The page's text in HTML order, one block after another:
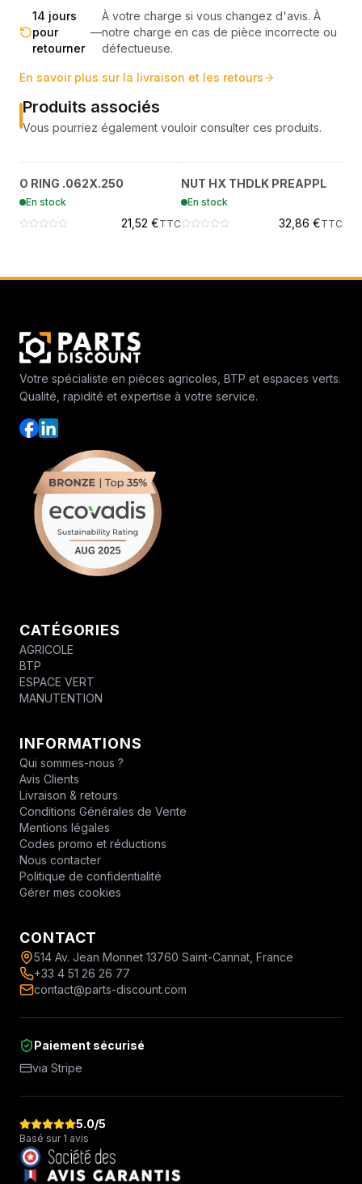
14 jours
pour
retourner
—
À votre charge si vous changez d'avis. À
notre charge en cas de pièce incorrecte ou
défectueuse.
En savoir plus sur la livraison et les retours
Produits associés
Vous pourriez également vouloir consulter ces produits.
?
79K10
O RING .062X.250
En stock
21,52 €TTC
?
PREAPPL
NUT HX THDLK PREAPPL
En stock
32,86 €TTC
Votre spécialiste en pièces agricoles, BTP et espaces verts.
Qualité, rapidité et expertise à votre service.
CATÉGORIES
AGRICOLE
BTP
ESPACE VERT
MANUTENTION
INFORMATIONS
Qui sommes-nous ?
Avis Clients
Livraison & retours
Conditions Générales de Vente
Mentions légales
Codes promo et réductions
Nous contacter
Politique de confidentialité
Gérer mes cookies
CONTACT
514 Av. Jean Monnet 13760 Saint-Cannat, France
+33 4 51 26 26 77
contact@parts-discount.com
Paiement sécurisé
via Stripe
5.0/5
Basé sur 1 avis